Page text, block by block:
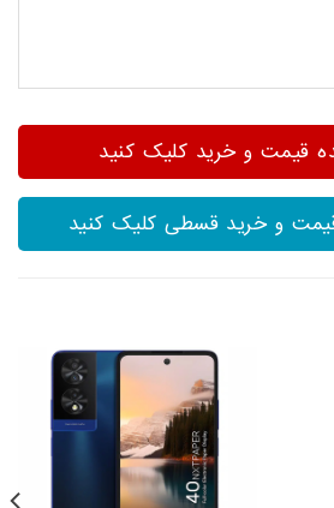
قیمت و خرید کلیک کنید
و خرید قسطی کلیک کنید